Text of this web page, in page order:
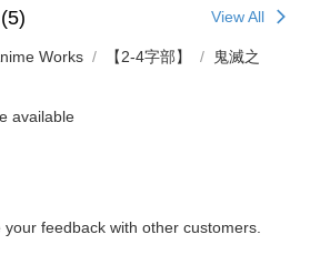
View All
Works 【2-4字部】
鬼滅之
available
feedback with other customers.